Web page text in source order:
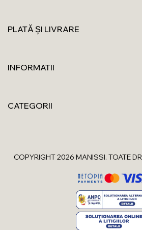
PLATĂ ȘI LIVRARE
INFORMATII
CATEGORII
COPYRIGHT 2026 MANISSI. TOATE